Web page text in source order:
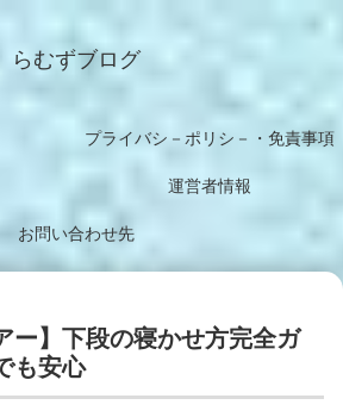
らむずブログ
プライバシ－ポリシ－・免責事項
運営者情報
お問い合わせ先
ー】下段の寝かせ方完全ガ
も安心